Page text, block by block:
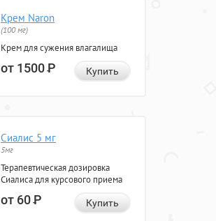
Крем Naron
(100 мг)
Крем для сужения влагалища
от 1500Р Купить
Сиалис 5 мг
5мг
Терапевтическая дозировка
Сиалиса для курсового приема
от 60Р Купить